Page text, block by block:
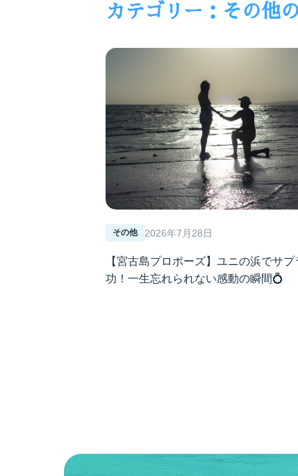
カテゴリー： その他
その他 2026年7月28日
【宮古島プロポーズ】ユニの浜でサ
功！一生忘れられない感動の瞬間💍